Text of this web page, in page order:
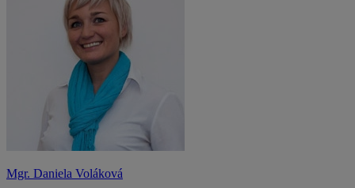
Mgr. Daniela Voláková